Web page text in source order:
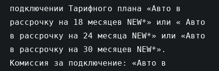
подключении Тарифного плана «Авто в
рассрочку на 18 месяцев NEW*» или « Авто
в рассрочку на 24 месяца NEW*» или «Авто
в рассрочку на 30 месяцев NEW*».
Комиссия за подключение: «Авто в